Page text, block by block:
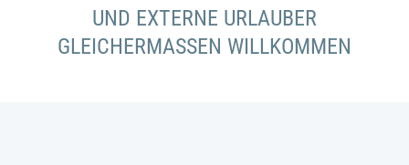
UND EXTERNE URLAUBER
GLEICHERMASSEN WILLKOMMEN